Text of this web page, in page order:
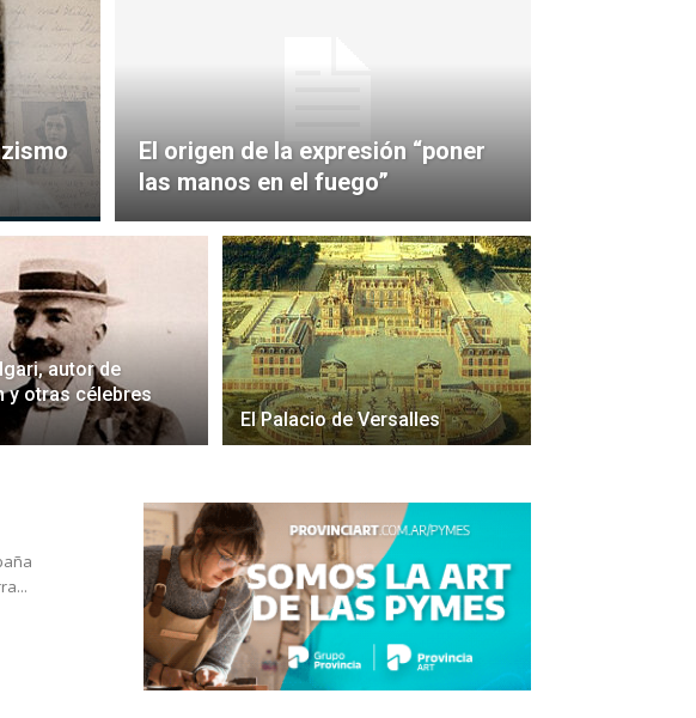
El origen de la expresión “poner
las manos en el fuego”
autor de
y otras célebres
El Palacio de Versalles